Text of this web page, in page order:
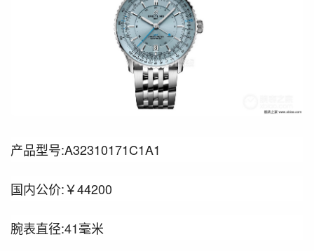
产品型号:A32310171C1A1
国内公价:￥44200
腕表直径:41毫米